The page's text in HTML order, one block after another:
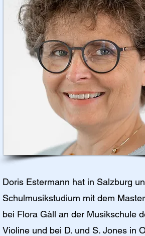
Doris Estermann hat in Salzburg
Schulmusikstudium mit dem
bei Flora Gàll an der Musikschule
Violine und bei D. und S. Jones in